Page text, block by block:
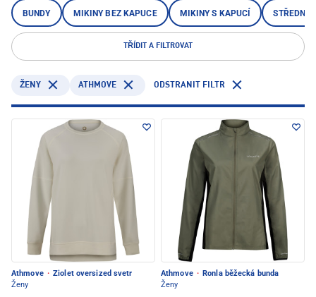
BUNDY MIKINY BEZ KAPUCE MIKINY S KAPUCÍ STŘEDNÍ
TŘÍDIT A FILTROVAT
ŽENY ATHMOVE ODSTRANIT FILTR
Athmove · Ziolet oversized svetr
Ženy
Athmove · Ronla běžecká bunda
Ženy